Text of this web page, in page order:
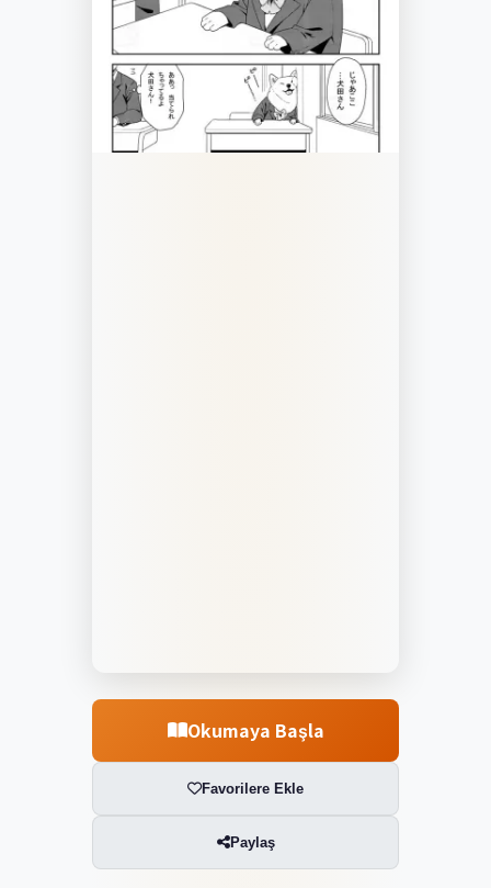
Okumaya Başla
Favorilere Ekle
Paylaş